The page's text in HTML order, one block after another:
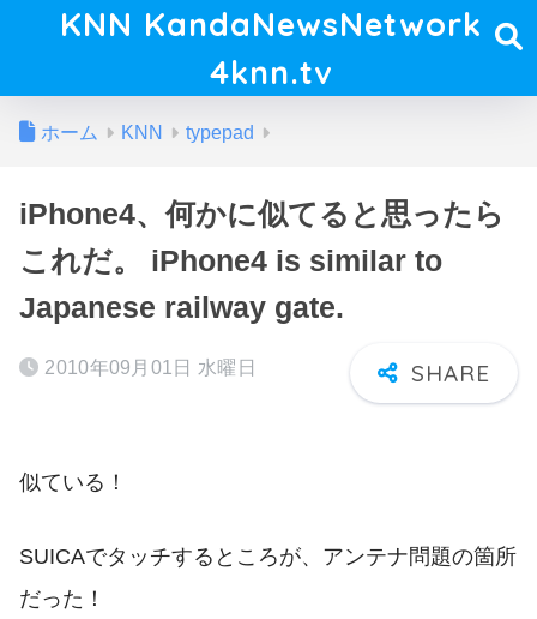
KNN KandaNewsNetwork
4knn.tv
ホーム KNN typepad
iPhone4、何かに似てると思ったら
これだ。 iPhone4 is similar to
Japanese railway gate.
2010年09月01日 水曜日
似ている！
SUICAでタッチするところが、アンテナ問題の箇所
だった！